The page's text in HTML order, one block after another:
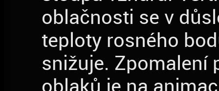
oblačnosti se v
teploty rosného
snižuje. Zpomalení
oblaků je na